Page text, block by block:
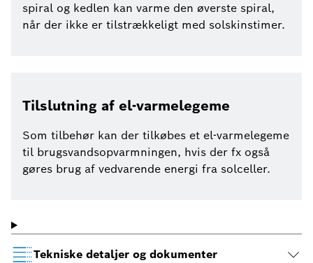
spiral og kedlen kan varme den øverste spiral,
når der ikke er tilstrækkeligt med solskinstimer.
Tilslutning af el-varmelegeme
Som tilbehør kan der tilkøbes et el-varmelegeme
til brugsvandsopvarmningen, hvis der fx også
gøres brug af vedvarende energi fra solceller.
Tekniske detaljer og dokumenter